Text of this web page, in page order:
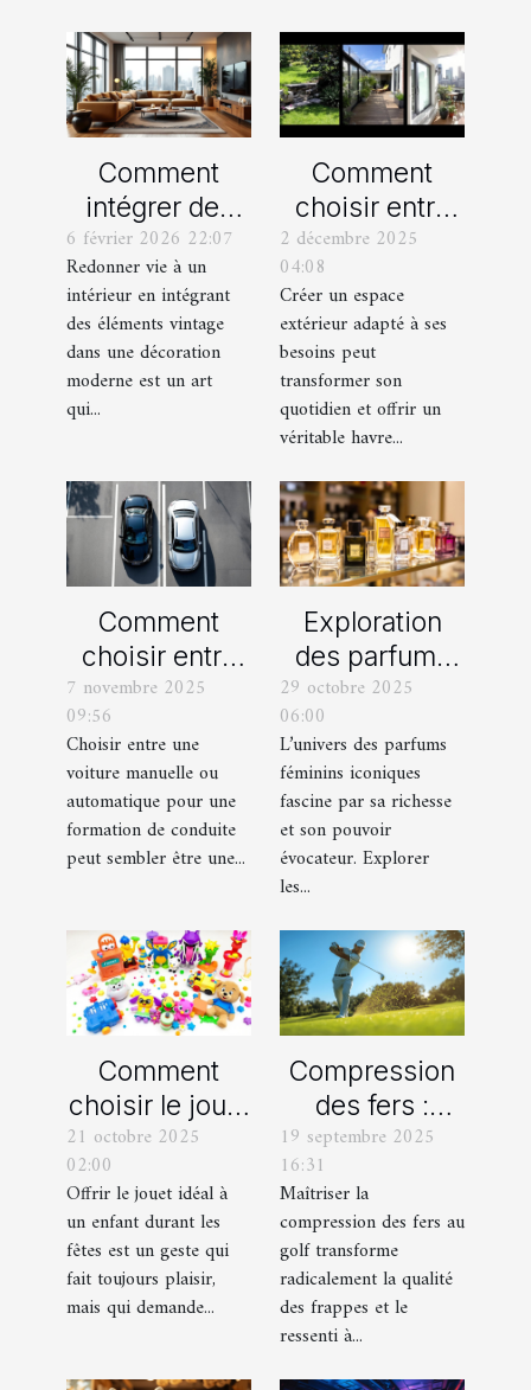
Comment
intégrer des
éléments
vintage dans
une décoration
moderne ?
6 février 2026 22:07
Redonner vie à un
intérieur en intégrant
des éléments vintage
dans une décoration
moderne est un art
qui...
Comment
choisir entre
un jardin, une
terrasse et un
balcon pour
votre espace
extérieur ?
2 décembre 2025
04:08
Créer un espace
extérieur adapté à ses
besoins peut
transformer son
quotidien et offrir un
véritable havre...
Comment
choisir entre
une voiture
manuelle ou
automatique
pour votre
formation de
conduite ?
7 novembre 2025
09:56
Choisir entre une
voiture manuelle ou
automatique pour une
formation de conduite
peut sembler être une...
Exploration
des parfums
féminins
iconiques et
leurs
variations
29 octobre 2025
06:00
L’univers des parfums
féminins iconiques
fascine par sa richesse
et son pouvoir
évocateur. Explorer
les...
Comment
choisir le jouet
parfait pour
chaque âge
durant les
fêtes ?
21 octobre 2025
02:00
Offrir le jouet idéal à
un enfant durant les
fêtes est un geste qui
fait toujours plaisir,
mais qui demande...
Compression
des fers :
comment
obtenir des
frappes plus
solides ?
19 septembre 2025
16:31
Maîtriser la
compression des fers au
golf transforme
radicalement la qualité
des frappes et le
ressenti à...